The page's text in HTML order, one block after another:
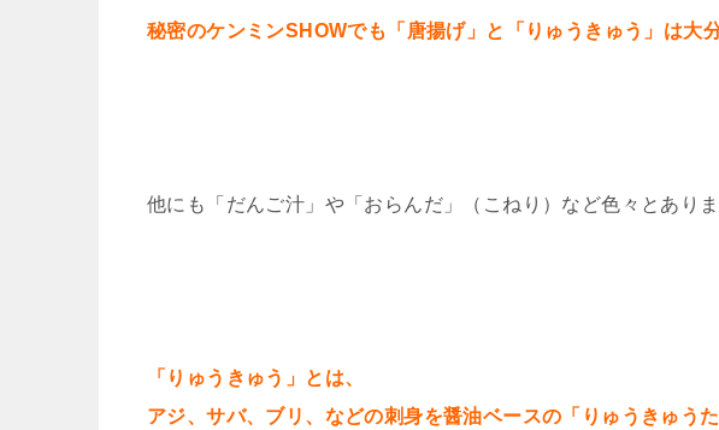
秘密のケンミンSHOWでも「唐揚げ」と「りゅうきゅう」は大
他にも「だんご汁」や「おらんだ」（こねり）など色々とありま
「りゅうきゅう」とは、
アジ、サバ、ブリ、などの刺身を醤油ベースの「りゅうきゅう